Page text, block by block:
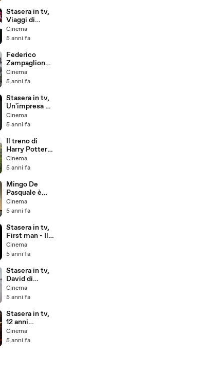
sapevi ancora
Stasera in tv,
Viaggi di
Nozze su Rete
4: le curiosità
strano' che
non sapevi
Cinema
5 anni fa
Federico
Zampaglione:
"Morrison
raccoglie
vita vissuta
nei locali".
Intervista
Cinema
5 anni fa
Stasera in tv,
Un'impresa da
Dio su Italia 1:
le curiosità
non sapevi
Cinema
5 anni fa
Il treno di
Harry Potter
in Scozia: il
magico
vivere
Cinema
5 anni fa
Mingo De
Pasquale è
Pin, nel
cortometragg
all'autismo:
«Abbiamo
tanto da
imparare».
Cinema
5 anni fa
Stasera in tv,
First man - Il
primo uomo
su Canale 5: le
film che non
sapevate
Cinema
5 anni fa
Stasera in tv,
David di
Donatello su
Rai1: chi ha
sono i film
candidati
Cinema
5 anni fa
Stasera in tv,
12 anni
schiavo su
Rete 4: le
Cinema
5 anni fa